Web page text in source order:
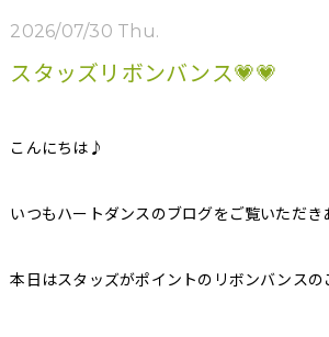
2026/07/30 Thu.
スタッズリボンバンス💗💗
こんにちは♪
いつもハートダンスのブログをご覧いただき
本日はスタッズがポイントのリボンバンス